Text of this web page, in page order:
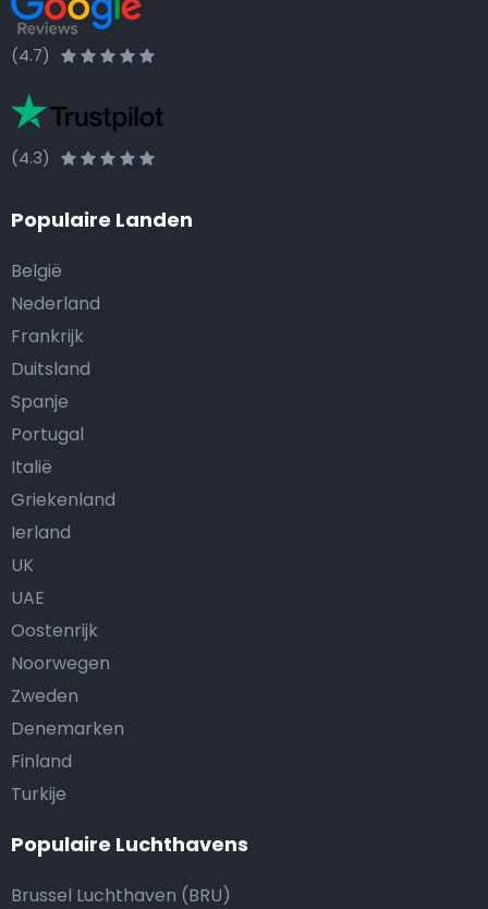
(4.7)
(4.3)
Populaire Landen
België
Nederland
Frankrijk
Duitsland
Spanje
Portugal
Italië
Griekenland
Ierland
UK
UAE
Oostenrijk
Noorwegen
Zweden
Denemarken
Finland
Turkije
Populaire Luchthavens
Brussel Luchthaven (BRU)